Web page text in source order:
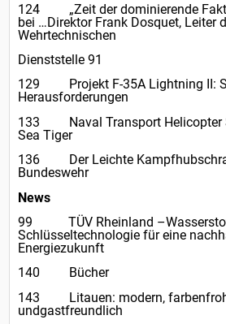
124 „Zeit der dominierende
bei …Direktor Frank Dosquet, Leiter
Wehrtechnischen
Dienststelle 91
129 Projekt F-35A Lightning II:
Herausforderungen
133 Naval Transport Helicopter
Sea Tiger
136 Der Leichte
Bundeswehr
News
99 TÜV Rheinland
Schlüsseltechnologie für eine
Energiezukunft
140 Bücher
143 Litauen: modern,
undgastfreundlich